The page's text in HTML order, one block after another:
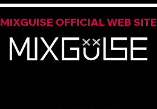
MIXGUISE OFFICIAL WEB SITE